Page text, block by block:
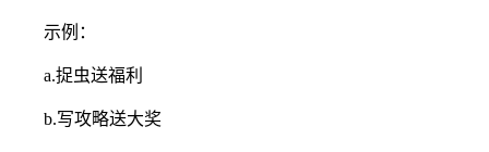
示例：
a.捉虫送福利
b.写攻略送大奖